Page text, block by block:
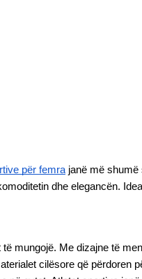
për femra janë më shumë
dhe elegancën.
mungojë. Me dizajne të
cilësore që përdoren